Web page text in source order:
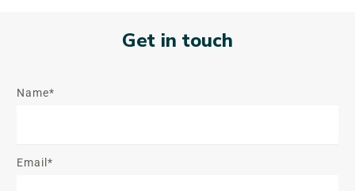
Get in touch
Name*
Email*